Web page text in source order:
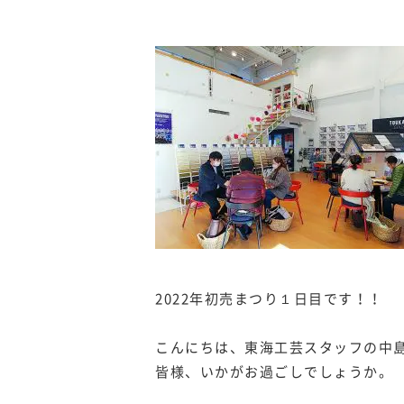
2022年初売まつり１日目です！！
こんにちは、東海工芸スタッフの中
皆様、いかがお過ごしでしょうか。